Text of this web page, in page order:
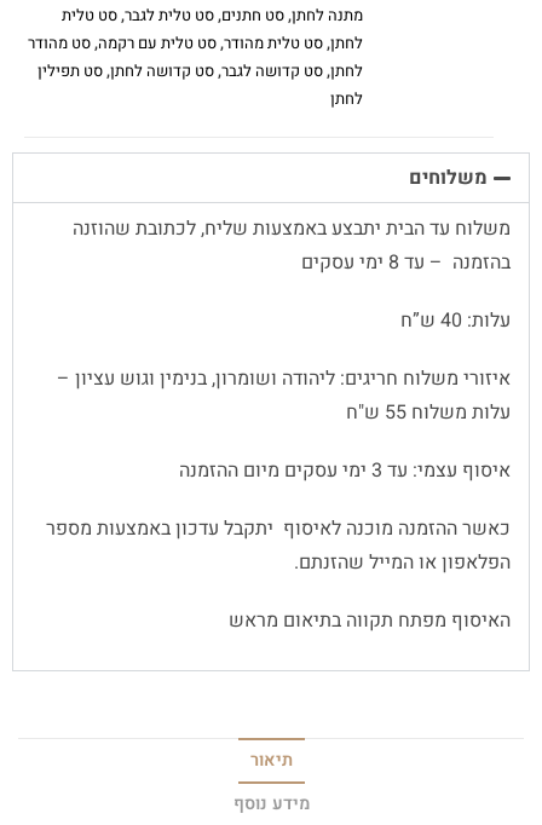
מתנה לחתן,סט חתנים,סט טלית לגבר,סט טלית
לחתן,סט טלית מהודר,סט טלית עם רקמה,סט מהודר
לחתן,סט קדושה לגבר,סט קדושה לחתן,סט תפילין
לחתן
משלוחים
משלוח עד הבית יתבצע באמצעות שליח, לכתובת שהוזנה
בהזמנה – עד 8 ימי עסקים
עלות: 40 ש”ח
איזורי משלוח חריגים: ליהודה ושומרון, בנימין וגוש עציון –
עלות משלוח 55 ש"ח
איסוף עצמי: עד 3 ימי עסקים מיום ההזמנה
כאשר ההזמנה מוכנה לאיסוף יתקבל עדכון באמצעות מספר
הפלאפון או המייל שהזנתם.
האיסוף מפתח תקווה בתיאום מראש
תיאור
מידע נוסף